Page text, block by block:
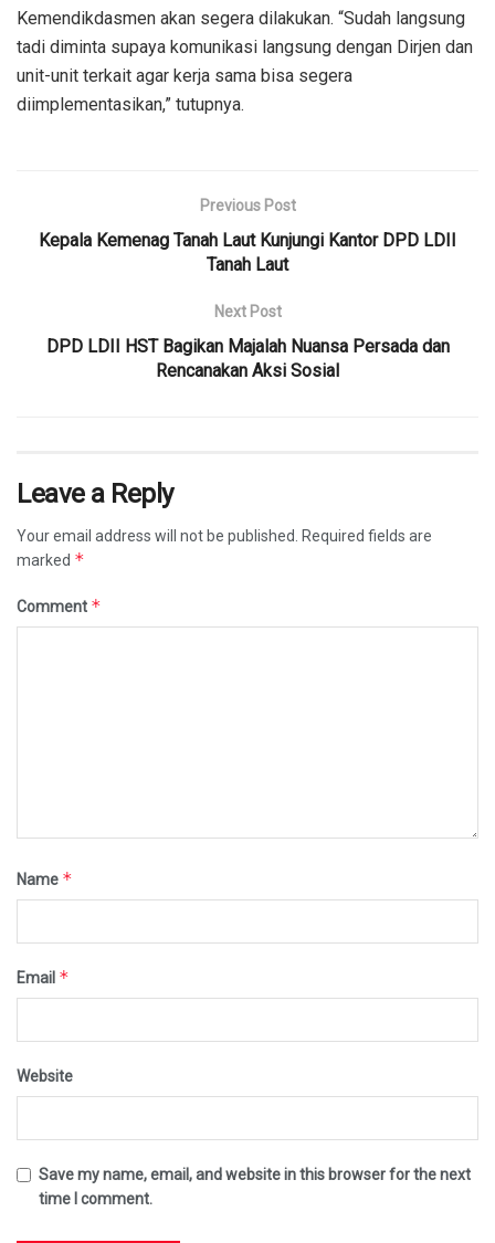
Kemendikdasmen akan segera dilakukan. “Sudah langsung
tadi diminta supaya komunikasi langsung dengan Dirjen dan
unit-unit terkait agar kerja sama bisa segera
diimplementasikan,” tutupnya.
Previous Post
Kepala Kemenag Tanah Laut Kunjungi Kantor DPD LDII
Tanah Laut
Next Post
DPD LDII HST Bagikan Majalah Nuansa Persada dan
Rencanakan Aksi Sosial
Leave a Reply
Your email address will not be published. Required fields are
marked *
Comment *
Name *
Email *
Website
Save my name, email, and website in this browser for the next
time I comment.